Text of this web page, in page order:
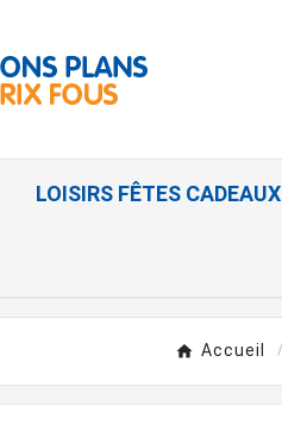
LOISIRS FÊTES CADEAUX
Accueil